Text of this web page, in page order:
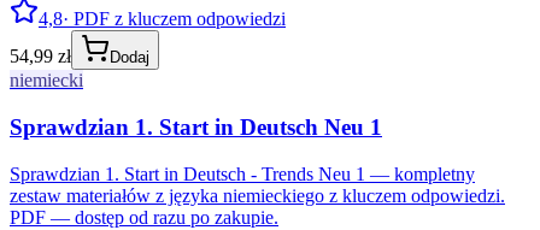
4,8· PDF z kluczem odpowiedzi
54,99 zł
Dodaj
niemiecki
Sprawdzian 1. Start in Deutsch Neu 1
Sprawdzian 1. Start in Deutsch - Trends Neu 1 — kompletny
zestaw materiałów z języka niemieckiego z kluczem odpowiedzi.
PDF — dostęp od razu po zakupie.